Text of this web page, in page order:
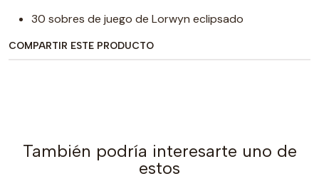
30 sobres de juego de Lorwyn eclipsado
COMPARTIR ESTE PRODUCTO
También podría interesarte uno de
estos